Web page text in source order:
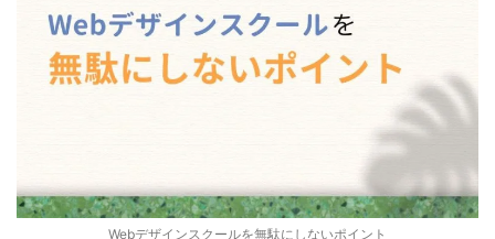
Webデザインスクールを無駄にしないポイント